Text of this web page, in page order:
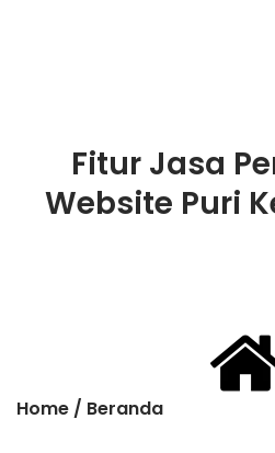
Fitur Jasa
Website Puri
Home / Beranda